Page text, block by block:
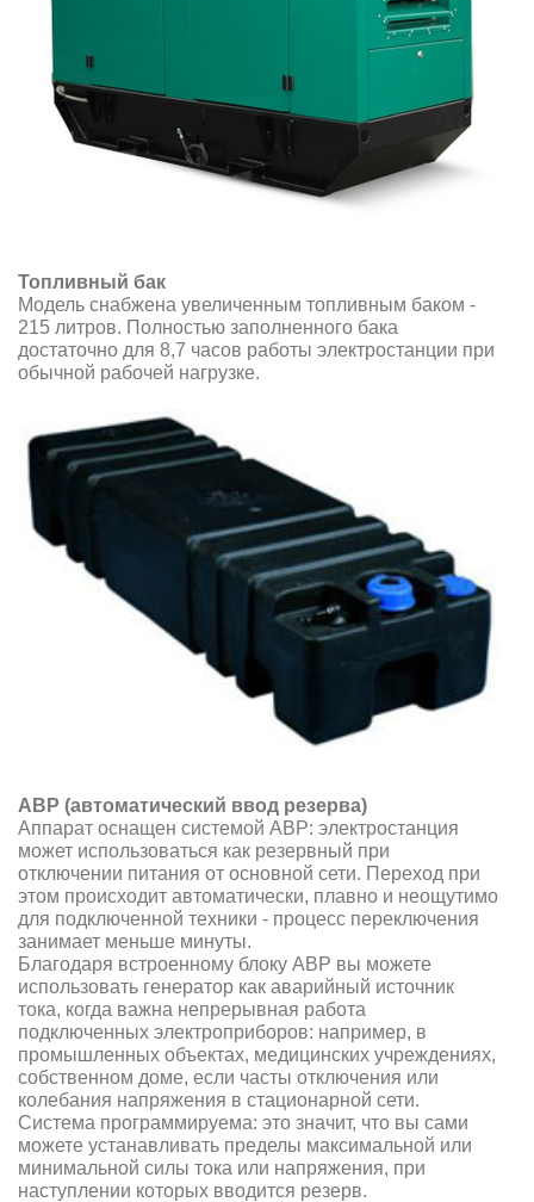
Топливный бак
Модель снабжена увеличенным топливным баком -
215 литров. Полностью заполненного бака
достаточно для 8,7 часов работы электростанции при
обычной рабочей нагрузке.
АВР (автоматический ввод резерва)
Аппарат оснащен системой АВР: электростанция
может использоваться как резервный при
отключении питания от основной сети. Переход при
этом происходит автоматически, плавно и неощутимо
для подключенной техники - процесс переключения
занимает меньше минуты.
Благодаря встроенному блоку АВР вы можете
использовать генератор как аварийный источник
тока, когда важна непрерывная работа
подключенных электроприборов: например, в
промышленных объектах, медицинских учреждениях,
собственном доме, если часты отключения или
колебания напряжения в стационарной сети.
Система программируема: это значит, что вы сами
можете устанавливать пределы максимальной или
минимальной силы тока или напряжения, при
наступлении которых вводится резерв.